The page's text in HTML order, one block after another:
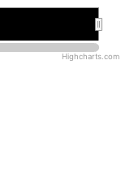
Highcharts.com